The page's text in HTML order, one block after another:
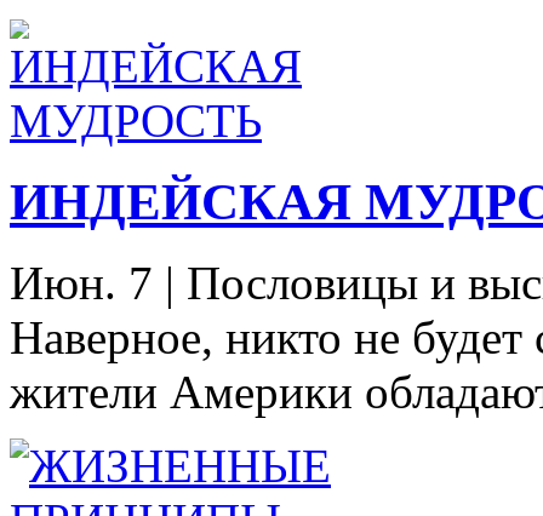
ИНДЕЙСКАЯ
Июн. 7 | Пословицы и
Наверное, никто не
жители Америки